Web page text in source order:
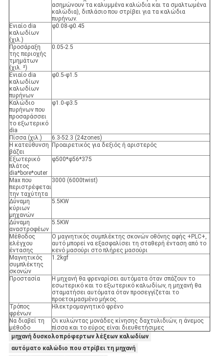
ασημώνουν τα καλυμμένα καλώδια και τα σμαλτωμένα
καλώδια), διπλάσιο που στρίβει για τα καλώδια
πυρήνων.
Ενιαίο dia
καλωδίων
(χιλ.)
φ0.08-φ0.45
Προσάραξη
της περιοχής
τμημάτων
(χιλ. ²)
0.05-2.5
Ενιαίο dia
καλωδίων
καλωδίων
πυρήνων
φ0.5-φ1.5
Καλώδιο
πυρήνων που
προσαράσσει
το εξωτερικό
dia
φ1.0-φ3.5
Πίσσα (χιλ.)
6.3-52.3 (24zones)
Η κατεύθυνση
βάζει
Προαιρετικός για δεξιός ή αριστερός
Εξωτερικό
πλάτος
dia*bore*outer
φ500*φ56*375
Max που
περιστρέφεται
την ταχύτητα
3000 (6000twist)
Δύναμη
κύριων
μηχανών
5.5KW
Δύναμη
αναστροφέων
5.5KW
Μέθοδος
ελέγχου
έντασης
Ο μαγνητικός συμπλέκτης σκονών οθόνης αφής +PLC+,
αυτό μπορεί να εξασφαλίσει τη σταθερή ένταση από το
κενό μασούρι στο πλήρες μασούρι
Μαγνητικός
συμπλέκτης
σκονών
1.2kgf
Προστασία
Η μηχανή θα φρεναρίσει αυτόματα όταν σπάζουν το
εσωτερικό και το εξωτερικό καλωδίων, η μηχανή θα
σταματήσει αυτόματα όταν προσεγγίζεται το
προετοιμασμένο μήκος.
Τρόπος
φρένων
Ηλεκτρομαγνητικό φρένο
Να διαβεί τη
μέθοδο
Οι κυλώντας μονάδες κίνησης δαχτυλιδιών, η άνεμος
πίσσα και το εύρος είναι διευθετήσιμες
μηχανή δυσκολοπρόφερτων λέξεων καλωδίων
αυτόματο καλώδιο που στρίβει τη μηχανή